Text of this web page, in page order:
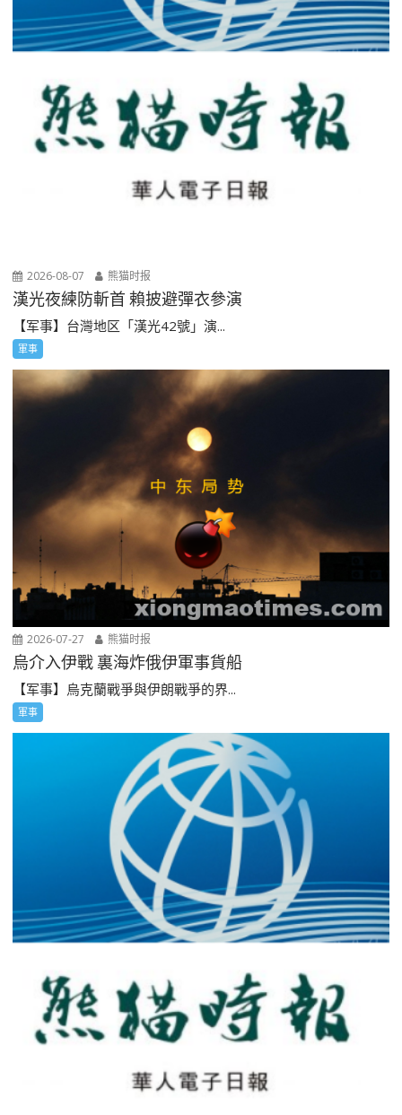
2026-08-07 熊猫时报
漢光夜練防斬首 賴披避彈衣參演
【军事】台灣地区「漢光42號」演...
軍事
2026-07-27 熊猫时报
烏介入伊戰 裏海炸俄伊軍事貨船
【军事】烏克蘭戰爭與伊朗戰爭的界...
軍事